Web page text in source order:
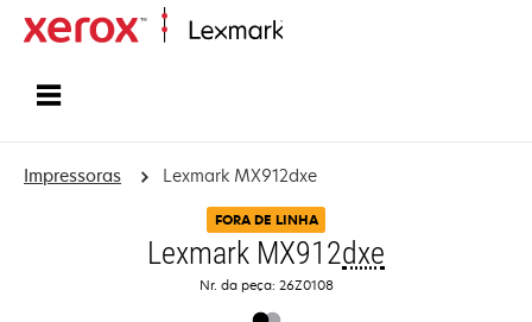
Impressoras Lexmark MX912dxe
FORA DE LINHA
Lexmark MX912dxe
Nr. da peça: 26Z0108